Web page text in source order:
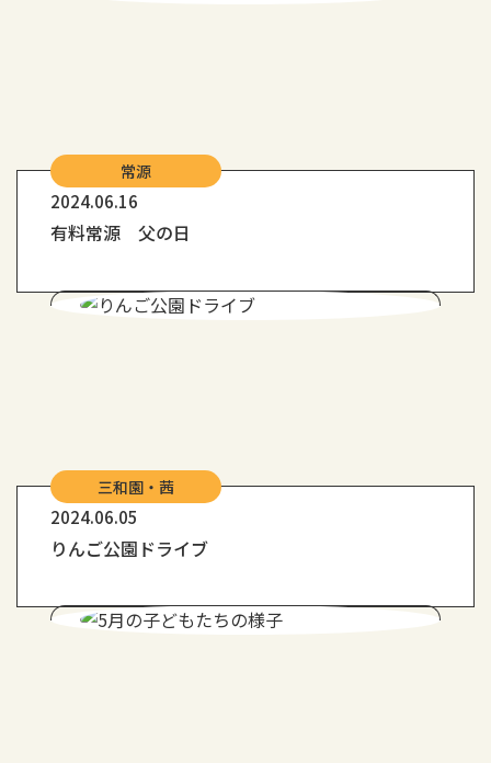
常源
2024.06.16
有料常源 父の日
三和園・茜
2024.06.05
りんご公園ドライブ